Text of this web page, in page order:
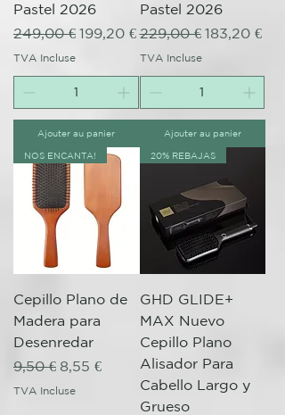
Pastel 2026
Prix original
249,00 € Prix promotionnel
199,20 €
TVA Incluse
Ajouter au panier
Pastel 2026
Prix original
229,00 € Prix
183,20 €
TVA Incluse
Ajouter au panier
NOS ENCANTA!
Cepillo Plano de
Madera para
Desenredar
Prix original
9,50 € Prix promotionnel
8,55 €
TVA Incluse
20% REBAJAS
GHD GLIDE+
MAX Nuevo
Cepillo Plano
Alisador Para
Cabello Largo y
Grueso